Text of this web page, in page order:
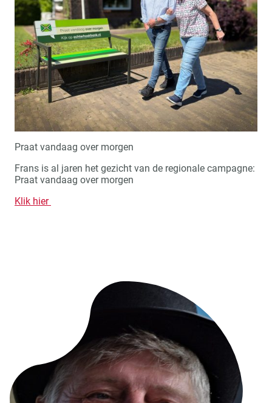
Praat vandaag over morgen
Frans is al jaren het gezicht van de regionale campagne:
Praat vandaag over morgen
Klik hier